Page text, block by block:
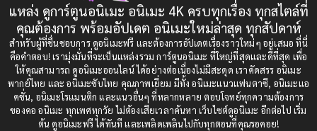
Censored (เซ็นเซอร์)(19)
Comedy (ตลก)(235)
Comedy (ตลก)(85)
Comic Book การ์ตูน(1)
1989
1988
1987
1985
1984
1983
1982
1981
1980
1979
แหล่ง ดูการ์ตูนอนิเมะ อนิเมะ 4K ครบทุกเรื่อง ทุกสไตล์ที่
คุณต้องการ พร้อมอัปเดต อนิเมะใหม่ล่าสุด ทุกสัปดาห์
สำหรับผู้ที่ชื่นชอบการ ดูอนิเมะฟรี และต้องการอัปเดตเรื่องราวใหม่ๆ อยู่เสมอ ที่นี่
คือคำตอบ! เรามุ่งมั่นที่จะเป็นแหล่งรวม การ์ตูนอนิเมะ ที่ใหญ่ที่สุดและดีที่สุด เพื่อ
ให้คุณสามารถ ดูอนิเมะออนไลน์ ได้อย่างต่อเนื่องไม่มีสะดุด เราคัดสรร อนิเมะ
พากย์ไทย และ อนิเมะซับไทย คุณภาพเยี่ยม มีทั้ง อนิเมะแนวแฟนตาซี, อนิเมะแอ
คชั่น, อนิเมะโรแมนติก และแนวอื่นๆ ที่หลากหลาย ตอบโจทย์ทุกความต้องการ
ของคอ อนิเมะ ทุกเพศทุกวัย ไม่ต้องเสียเวลาค้นหา เว็บไซต์ดูอนิเมะ อีกต่อไป เริ่ม
ต้น ดูอนิเมะฟรี ได้ทันที และเพลิดเพลินไปกับทุกตอนที่คุณรอคอย!